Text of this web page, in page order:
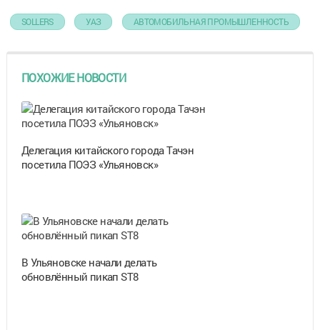
SOLLERS УАЗ АВТОМОБИЛЬНАЯ ПРОМЫШЛЕННОСТЬ
ПОХОЖИЕ НОВОСТИ
Делегация китайского города Тачэн
посетила ПОЭЗ «Ульяновск»
В Ульяновске начали делать
обновлённый пикап ST8